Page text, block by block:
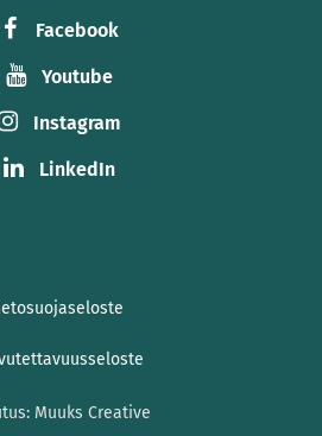
Facebook
Youtube
Instagram
LinkedIn
Muuks Creative